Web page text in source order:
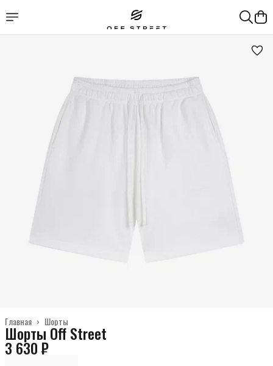
Шорты
Главная ›
Шорты Off Street
3 630 ₽